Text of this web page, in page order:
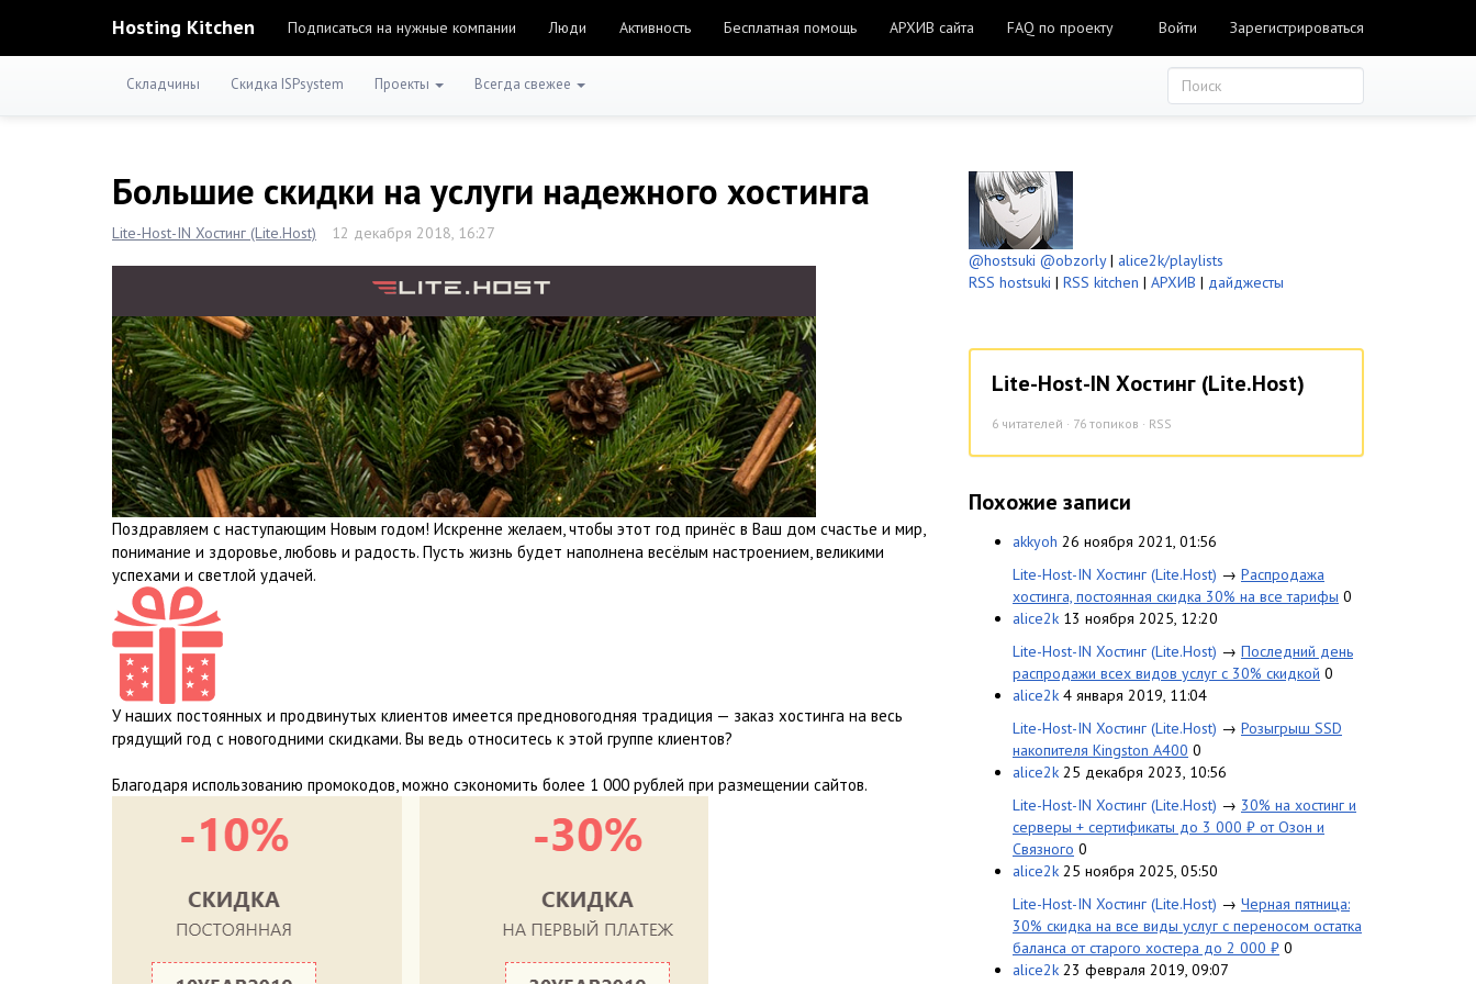
Hosting Kitchen Подписаться на нужные компании Люди Активность Бесплатная помощь АРХИВ сайта FAQ по проекту Войти Зарегистрироваться
Складчины Скидка ISPsystem Проекты Всегда свежее
Большие скидки на услуги надежного хостинга
Lite-Host-IN Хостинг (Lite.Host) 12 декабря 2018, 16:27
Поздравляем с наступающим Новым годом! Искренне желаем, чтобы этот год принёс в Ваш дом счастье и мир,
понимание и здоровье, любовь и радость. Пусть жизнь будет наполнена весёлым настроением, великими
успехами и светлой удачей.
У наших постоянных и продвинутых клиентов имеется предновогодняя традиция — заказ хостинга на весь
грядущий год с новогодними скидками. Вы ведь относитесь к этой группе клиентов?
Благодаря использованию промокодов, можно сэкономить более 1 000 рублей при размещении сайтов.
@hostsuki @obzorly| alice2k/playlists
RSS hostsuki | RSS kitchen | АРХИВ | дайджесты
Lite-Host-IN Хостинг (Lite.Host)
6 читателей · 76 топиков · RSS
Похожие записи
akkyoh 26 ноября 2021, 01:56
Lite-Host-IN Хостинг (Lite.Host) → Распродажа
хостинга, постоянная скидка 30% на все тарифы 0
alice2k 13 ноября 2025, 12:20
Lite-Host-IN Хостинг (Lite.Host) → Последний день
распродажи всех видов услуг с 30% скидкой 0
alice2k 4 января 2019, 11:04
Lite-Host-IN Хостинг (Lite.Host) → Розыгрыш SSD
накопителя Kingston A400 0
alice2k 25 декабря 2023, 10:56
Lite-Host-IN Хостинг (Lite.Host) → 30% на хостинг и
серверы + сертификаты до 3 000 ₽ от Озон и
Связного 0
alice2k 25 ноября 2025, 05:50
Lite-Host-IN Хостинг (Lite.Host) → Черная пятница:
30% скидка на все виды услуг с переносом остатка
баланса от старого хостера до 2 000 ₽ 0
alice2k 23 февраля 2019, 09:07